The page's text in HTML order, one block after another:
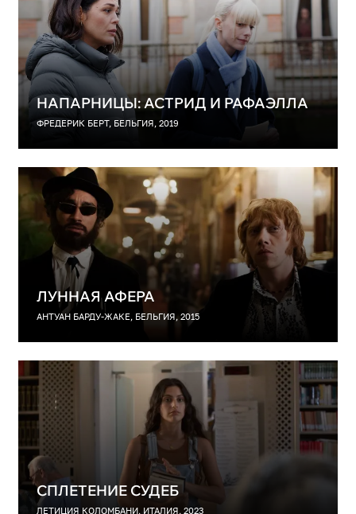
НАПАРНИЦЫ: АСТРИД И РАФАЭЛЛА
ФРЕДЕРИК БЕРТ, БЕЛЬГИЯ, 2019
ЛУННАЯ АФЕРА
АНТУАН БАРДУ-ЖАКЕ, БЕЛЬГИЯ, 2015
СПЛЕТЕНИЕ СУДЕБ
ЛЕТИЦИЯ КОЛОМБАНИ, ИТАЛИЯ, 2023